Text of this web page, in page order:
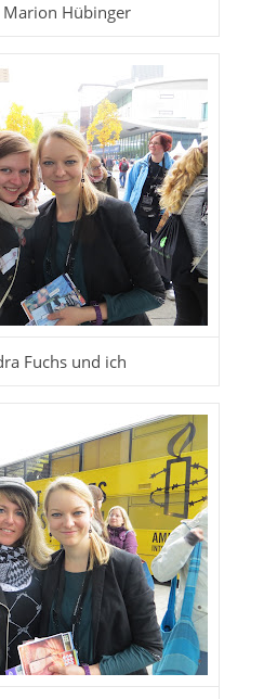
Hübinger
Fuchs und ich